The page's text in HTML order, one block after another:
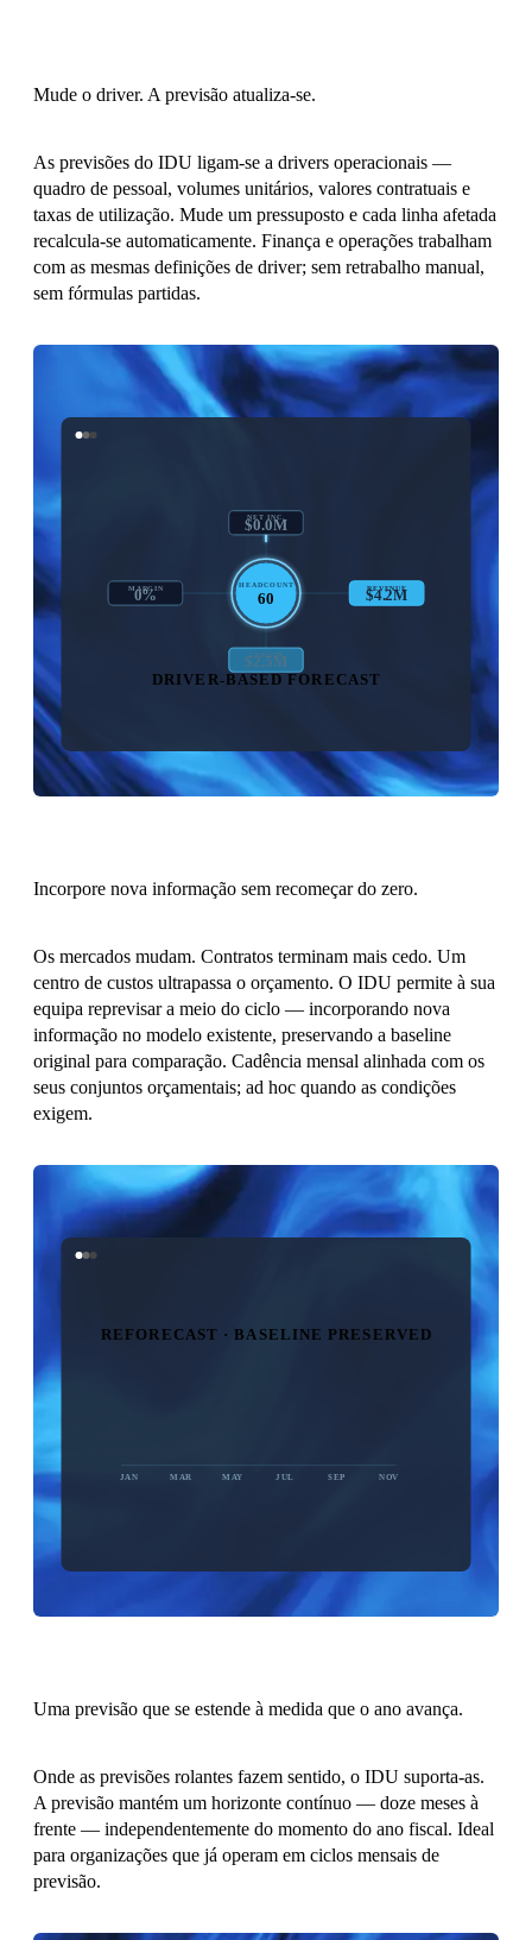
Mude o driver. A previsão atualiza-se.
As previsões do IDU ligam-se a drivers operacionais —
quadro de pessoal, volumes unitários, valores contratuais e
taxas de utilização. Mude um pressuposto e cada linha afetada
recalcula-se automaticamente. Finança e operações trabalham
com as mesmas definições de driver; sem retrabalho manual,
sem fórmulas partidas.
HEADCOUNT
60
REVENUE
$5.0M
LABOUR
$4.8M
MARGIN
28%
NET INC.
$1.2M
DRIVER-BASED FORECAST
Incorpore nova informação sem recomeçar do zero.
Os mercados mudam. Contratos terminam mais cedo. Um
centro de custos ultrapassa o orçamento. O IDU permite à sua
equipa reprevisar a meio do ciclo — incorporando nova
informação no modelo existente, preservando a baseline
original para comparação. Cadência mensal alinhada com os
seus conjuntos orçamentais; ad hoc quando as condições
exigem.
REFORECAST · BASELINE PRESERVED
JAN MAR MAY JUL SEP NOV
Uma previsão que se estende à medida que o ano avança.
Onde as previsões rolantes fazem sentido, o IDU suporta-as.
A previsão mantém um horizonte contínuo — doze meses à
frente — independentemente do momento do ano fiscal. Ideal
para organizações que já operam em ciclos mensais de
previsão.